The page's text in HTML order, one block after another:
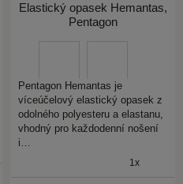
Elastický opasek Hemantas,
Pentagon
Pentagon Hemantas je
víceúčelový elastický opasek z
odolného polyesteru a elastanu,
vhodný pro každodenní nošení
i…
1x